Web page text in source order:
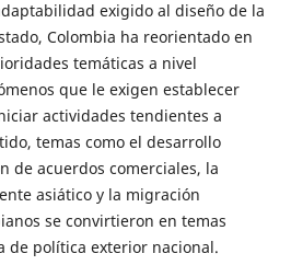
exigido al diseño de la
Colombia ha reorientado en
temáticas a nivel
que le exigen establecer
actividades tendientes a
temas como el desarrollo
de acuerdos comerciales, la
asiático y la migración
se convirtieron en temas
de política exterior nacional.